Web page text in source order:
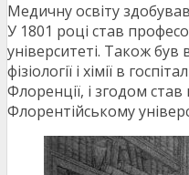
Медичну освіту
У 1801 році став
університеті. Також був
фізіології і хімії в
Флоренції, і згодом
Флорентійському